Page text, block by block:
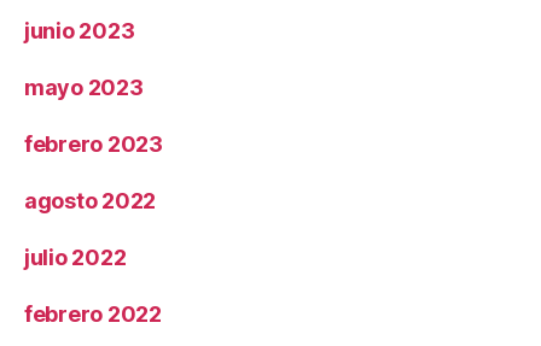
junio 2023
mayo 2023
febrero 2023
agosto 2022
julio 2022
febrero 2022